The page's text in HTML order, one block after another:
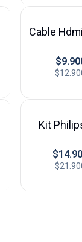
Cable
Kit